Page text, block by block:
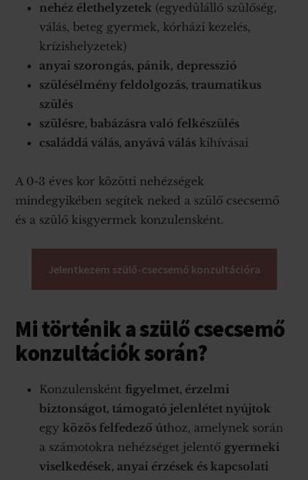
nehéz élethelyzetek (egyedülálló szülőség,
válás, beteg gyermek, kórházi kezelés,
krízishelyzetek)
anyai szorongás, pánik, depresszió
szülésélmény feldolgozás, traumatikus
szülés
szülésre, babázásra való felkészülés
családdá válás, anyává válás kihívásai
A 0-3 éves kor közötti nehézségek
mindegyikében segítek neked a szülő csecsemő
és a szülő kisgyermek konzulensként.
Jelentkezem szülő-csecsemő konzultációra
Mi történik a szülő csecsemő
konzultációk során?
Konzulenskéntfigyelmet, érzelmi
biztonságot, támogató jelenlétet nyújtok
egyközös felfedező úthoz, amelynek során
a számotokra nehézséget jelentő gyermeki
viselkedések, anyai érzések és kapcsolati